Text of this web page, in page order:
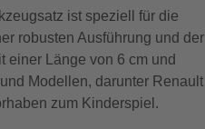
ist speziell für die
robusten Ausführung und der
einer Länge von 6 cm und
Modellen, darunter Renault
zum Kinderspiel.